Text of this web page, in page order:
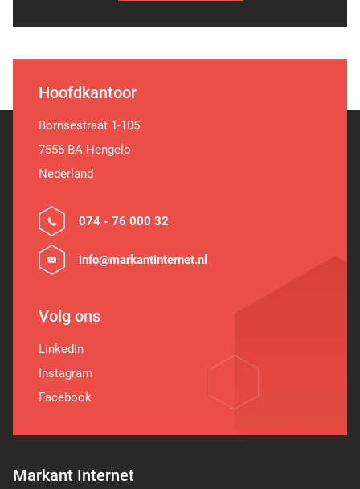
Markant Internet
Hoofdkantoor
Bornsestraat 1-105
7556 BA Hengelo
Nederland
074 - 76 000 32
info@markantinternet.nl
Volg ons
LinkedIn
Instagram
Facebook